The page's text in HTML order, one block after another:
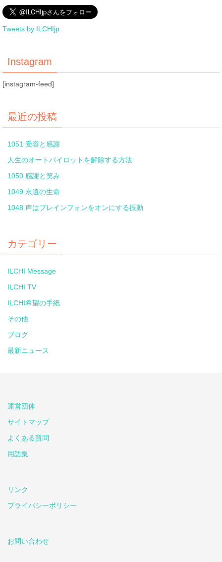
Tweets by ILCHIjp
Instagram
[instagram-feed]
最近の投稿
1051 受容と感謝
人生のオートパイロットを解除する方法
1050 感謝と笑み
1049 永遠の生命
1048 声はブレインフォンをオンにする振動
カテゴリー
ILCHI Message
ILCHI TV
ILCHI希望の手紙
その他
ブログ
最新ニュース
運営団体
サイトマップ
よくある質問
用語集
リンク
プライバシーポリシー
お問い合わせ